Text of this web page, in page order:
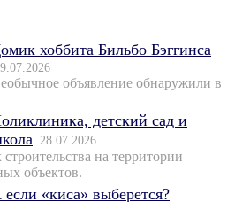
хоббита Бильбо Бэггинса
объявление обнаружили в
детский сад и
28.07.2026
на территории
объектов.
«киса» выберется?